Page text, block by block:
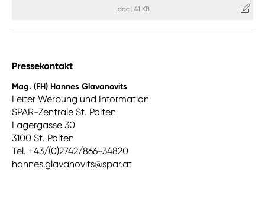
.doc| 41 KB
Pressekontakt
Mag. (FH) Hannes Glavanovits
Leiter Werbung und Information
SPAR-Zentrale St. Pölten
Lagergasse 30
3100 St. Pölten
Tel. +43/(0)2742/866-34820
hannes.glavanovits@spar.at